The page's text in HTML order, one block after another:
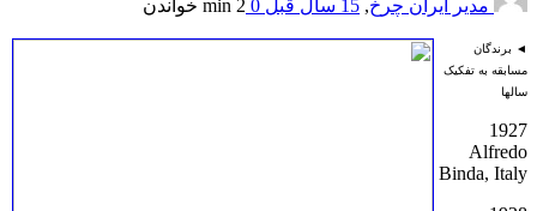
مدیر ایران چرخ, 15 سال قبل 0
2 min خواندن
◄ برندگان
مسابقه به تفکیک
سالها
1927
Alfredo
Binda, Italy